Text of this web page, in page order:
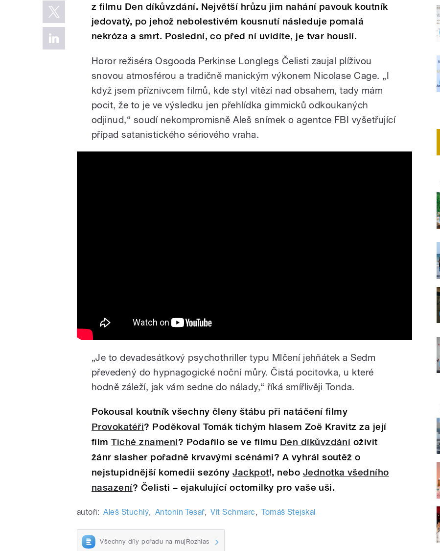
z filmu Den díkůvzdání. Největší hrůzu jim nahání pavouk koutník
jedovatý, po jehož nebolestivém kousnutí následuje pomalá
nekróza a smrt. Poslední, co před ní uvidíte, je tvar houslí.
Horor režiséra Osgooda Perkinse Longlegs Čelisti zaujal plíživou
snovou atmosférou a tradičně manickým výkonem Nicolase Cage. „I
když jsem příznivcem filmů, kde styl vítězí nad obsahem, tady mám
pocit, že to je ve výsledku jen přehlídka gimmicků odkoukaných
odjinud,“ soudí nekompromisně Aleš snímek o agentce FBI vyšetřující
případ satanistického sériového vraha.
„Je to devadesátkový psychothriller typu Mlčení jehňátek a Sedm
převedený do hypnagogické noční můry. Čistá pocitovka, u které
hodně záleží, jak vám sedne do nálady,“ říká smířlivěji Tonda.
Pokousal koutník všechny členy štábu při natáčení filmy
Provokatéři? Poděkoval Tomák tichým hlasem Zoë Kravitz za její
filmTiché znamení? Podařilo se ve filmu Den díkůvzdáníoživit
žánr slasher pořadně krvavými scénámi? A vyhrál soutěž o
nejstupidnější komedii sezónyJackpot!, nebo Jednotka všedního
nasazení? Čelisti – ejakulující octomilky pro vaše uši.
autoři: Aleš Stuchlý, Antonín Tesař, Vít Schmarc, Tomáš Stejskal
Všechny díly pořadu na mujRozhlas